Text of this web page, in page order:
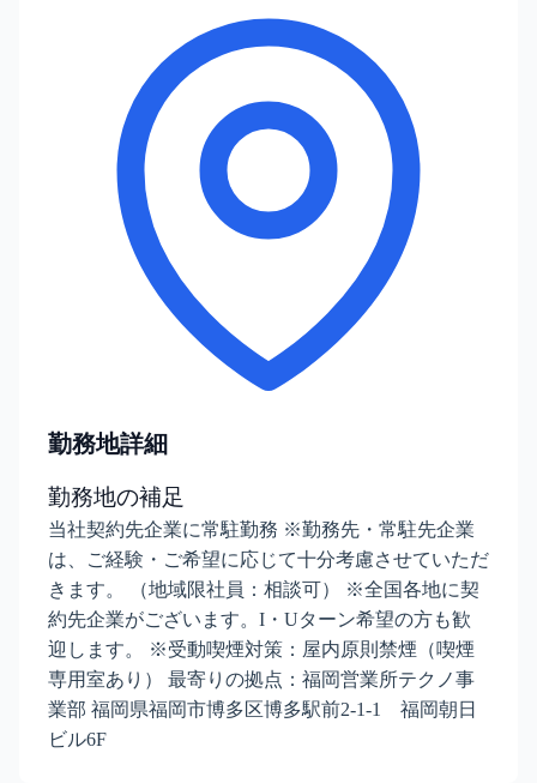
勤務地詳細
勤務地の補足
当社契約先企業に常駐勤務 ※勤務先・常駐先企業
は、ご経験・ご希望に応じて十分考慮させていただ
きます。 （地域限社員：相談可） ※全国各地に契
約先企業がございます。I・Uターン希望の方も歓
迎します。 ※受動喫煙対策：屋内原則禁煙（喫煙
専用室あり） 最寄りの拠点：福岡営業所テクノ事
業部 福岡県福岡市博多区博多駅前2-1-1 福岡朝日
ビル6F